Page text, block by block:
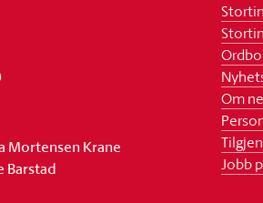
Mortensen Krane
Barstad
Om
Jobb